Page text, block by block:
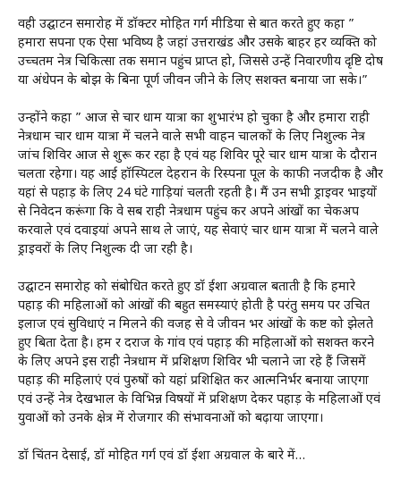
वही उद्घाटन समारोह में डॉक्टर मोहित गर्ग मीडिया से बात करते हुए कहा ”
हमारा सपना एक ऐसा भविष्य है जहां उत्तराखंड और उसके बाहर हर व्यक्ति को
उच्चतम नेत्र चिकित्सा तक समान पहुंच प्राप्त हो, जिससे उन्हें निवारणीय दृष्टि दोष
या अंधेपन के बोझ के बिना पूर्ण जीवन जीने के लिए सशक्त बनाया जा सके।”
उन्होंने कहा ” आज से चार धाम यात्रा का शुभारंभ हो चुका है और हमारा राही
नेत्रधाम चार धाम यात्रा में चलने वाले सभी वाहन चालकों के लिए निशुल्क नेत्र
जांच शिविर आज से शुरू कर रहा है एवं यह शिविर पूरे चार धाम यात्रा के दौरान
चलता रहेगा। यह आई हॉस्पिटल देहरादून के रिस्पना पूल के काफी नजदीक है और
यहां से पहाड़ के लिए 24 घंटे गाड़ियां चलती रहती है। मैं उन सभी ड्राइवर भाइयों
से निवेदन करूंगा कि वे सब राही नेत्रधाम पहुंच कर अपने आंखों का चेकअप
करवाले एवं दवाइयां अपने साथ ले जाएं, यह सेवाएं चार धाम यात्रा में चलने वाले
ड्राइवरों के लिए निशुल्क दी जा रही है।
उद्घाटन समारोह को संबोधित करते हुए डॉ ईशा अग्रवाल बताती है कि हमारे
पहाड़ की महिलाओं को आंखों की बहुत समस्याएं होती है परंतु समय पर उचित
इलाज एवं सुविधाएं न मिलने की वजह से वे जीवन भर आंखों के कष्ट को झेलते
हुए बिता देता है। हम दूर दराज के गांव एवं पहाड़ की महिलाओं को सशक्त करने
के लिए अपने इस राही नेत्रधाम में प्रशिक्षण शिविर भी चलाने जा रहे हैं जिसमें
पहाड़ की महिलाएं एवं पुरुषों को यहां प्रशिक्षित कर आत्मनिर्भर बनाया जाएगा
एवं उन्हें नेत्र देखभाल के विभिन्न विषयों में प्रशिक्षण देकर पहाड़ के महिलाओं एवं
युवाओं को उनके क्षेत्र में रोजगार की संभावनाओं को बढ़ाया जाएगा।
डॉ चिंतन देसाई, डॉ मोहित गर्ग एवं डॉ ईशा अग्रवाल के बारे में…